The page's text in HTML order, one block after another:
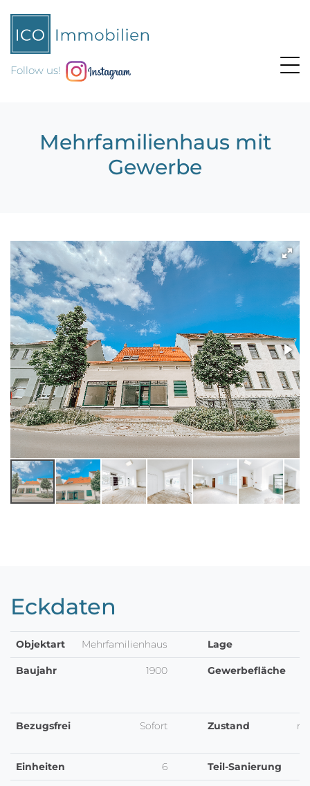
Follow us!
Mehrfamilienhaus mit
Gewerbe
Eckdaten
Objektart Mehrfamilienhaus Lage
Baujahr 1900 Gewerbefläche
Bezugsfrei Sofort Zustand
Einheiten 6 Teil-Sanierung